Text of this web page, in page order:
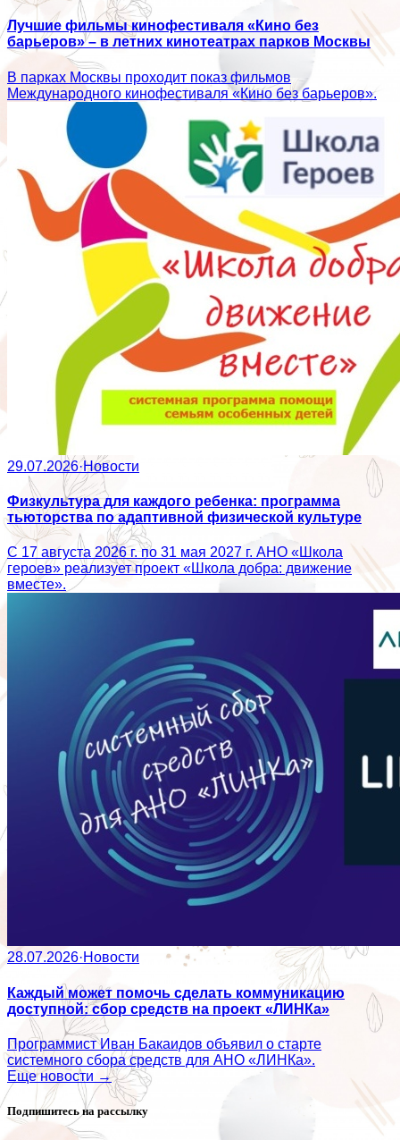
Лучшие фильмы кинофестиваля «Кино без
барьеров» – в летних кинотеатрах парков Москвы
В парках Москвы проходит показ фильмов
Международного кинофестиваля «Кино без барьеров».
29.07.2026·Новости
Физкультура для каждого ребенка: программа
тьюторства по адаптивной физической культуре
С 17 августа 2026 г. по 31 мая 2027 г. АНО «Школа
героев» реализует проект «Школа добра: движение
вместе».
28.07.2026·Новости
Каждый может помочь сделать коммуникацию
доступной: сбор средств на проект «ЛИНКа»
Программист Иван Бакаидов объявил о старте
системного сбора средств для АНО «ЛИНКа».
Еще новости →
Подпишитесь на рассылку